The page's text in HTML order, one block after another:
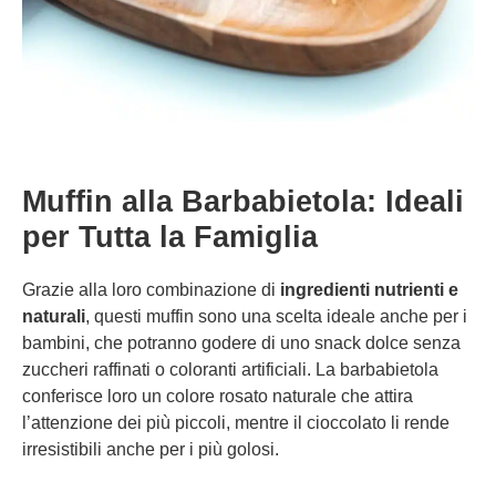
Muffin alla Barbabietola: Ideali
per Tutta la Famiglia
Grazie alla loro combinazione di ingredienti nutrienti e
naturali, questi muffin sono una scelta ideale anche per i
bambini, che potranno godere di uno snack dolce senza
zuccheri raffinati o coloranti artificiali. La barbabietola
conferisce loro un colore rosato naturale che attira
l’attenzione dei più piccoli, mentre il cioccolato li rende
irresistibili anche per i più golosi.